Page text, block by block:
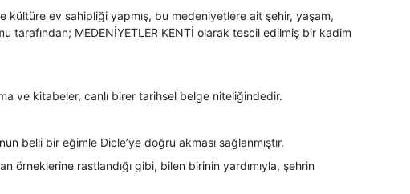
kültüre ev sahipliği yapmış, bu medeniyetlere ait şehir, yaşam,
tarafından; MEDENİYETLER KENTİ olarak tescil edilmiş bir kadim
ve kitabeler, canlı birer tarihsel belge niteliğindedir.
belli bir eğimle Dicle’ye doğru akması sağlanmıştır.
örneklerine rastlandığı gibi, bilen birinin yardımıyla, şehrin